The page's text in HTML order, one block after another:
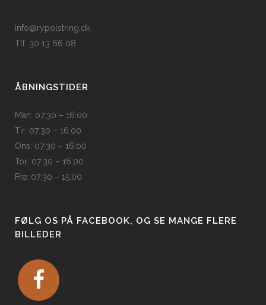
info@rypolstring.dk
Tlf. 30 13 66 08
ÅBNINGSTIDER
Man: 07:30 – 16:00
Tir: 07:30 – 16:00
Ons: 07:30 – 16:00
Tor: 07:30 – 16:00
Fre: 07:30 – 15:00
FØLG OS PÅ FACEBOOK, OG SE MANGE FLERE
BILLEDER